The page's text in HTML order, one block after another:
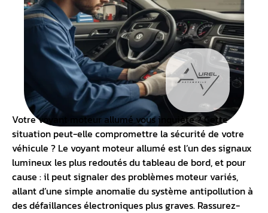
Votre voyant moteur allumé vous inquiète ? Cette
situation peut-elle compromettre la sécurité de votre
véhicule ? Le voyant moteur allumé est l’un des signaux
lumineux les plus redoutés dutableau de bord, et pour
cause : il peut signaler des problèmes moteur variés,
allant d’une simple anomalie du système antipollution à
des défaillances électroniques plus graves. Rassurez-